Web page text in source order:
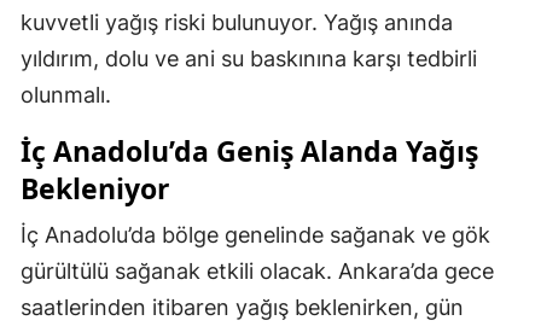
kuvvetli yağış riski bulunuyor. Yağış anında
yıldırım, dolu ve ani su baskınına karşı tedbirli
olunmalı.
İç Anadolu’da Geniş Alanda Yağış
Bekleniyor
İç Anadolu’da bölge genelinde sağanak ve gök
gürültülü sağanak etkili olacak. Ankara’da gece
saatlerinden itibaren yağış beklenirken, gün